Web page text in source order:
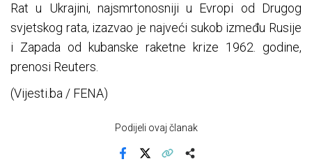
Rat u Ukrajini, najsmrtonosniji u Evropi od Drugog
svjetskog rata, izazvao je najveći sukob između Rusije
i Zapada od kubanske raketne krize 1962. godine,
prenosi Reuters.
(Vijesti.ba / FENA)
Podijeli ovaj članak